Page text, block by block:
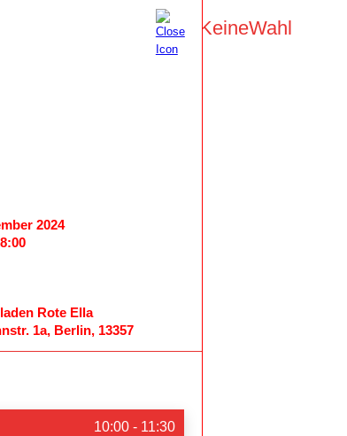
KeineWahl
2024
Rote Ella
1a, Berlin, 13357
10:00 - 11:30